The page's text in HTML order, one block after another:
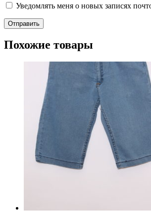
Уведомлять меня о новых записях
Похожие товары